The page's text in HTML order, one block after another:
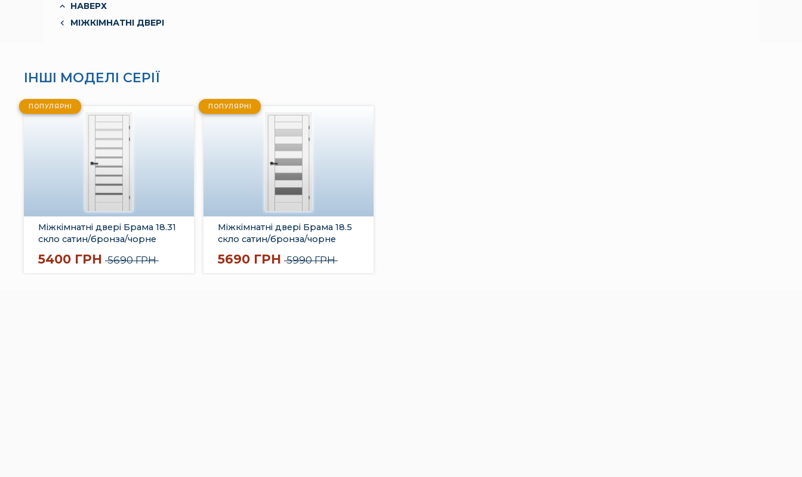
НАВЕРХ
МІЖКІМНАТНІ ДВЕРІ
ІНШІ МОДЕЛІ СЕРІЇ
ПОПУЛЯРНІ
Міжкімнатні двері Брама 18.31
скло сатин/бронза/чорне
5400 ГРН 5690 ГРН
ПОПУЛЯРНІ
Міжкімнатні двері Брама 18.5
скло сатин/бронза/чорне
5690 ГРН 5990 ГРН